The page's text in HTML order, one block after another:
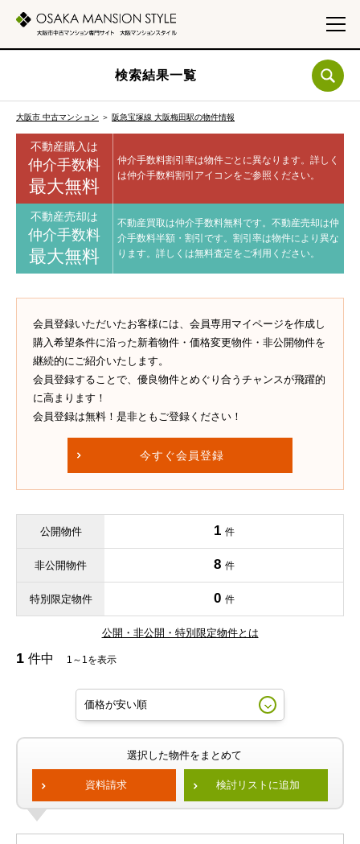
検索結果一覧
大阪市 中古マンション ＞ 阪急宝塚線 大阪梅田駅の物件情報
不動産購入は
仲介手数料
最大無料
仲介手数料割引率は物件ごとに異なります。 詳しく
は仲介手数料割引アイコンをご参照ください。
不動産売却は
仲介手数料
最大無料
不動産買取は仲介手数料無料です。 不動産売却は仲
介手数料半額・割引です。 割引率は物件により異な
ります。 詳しくは無料査定をご利用ください。
会員登録いただいたお客様には、会員専用マイページを作成し
購入希望条件に沿った新着物件・価格変更物件・非公開物件を
継続的にご紹介いたします。
会員登録することで、優良物件とめぐり合うチャンスが飛躍的
に高まります！
会員登録は無料！是非ともご登録ください！
今すぐ会員登録
公開物件 1 件
非公開物件 8 件
特別限定物件 0 件
公開・非公開・特別限定物件とは
1 件中 1～1を表示
選択した物件をまとめて
資料請求 検討リストに追加